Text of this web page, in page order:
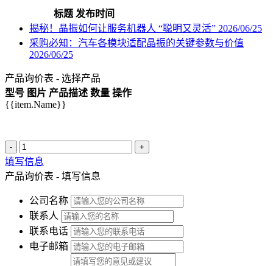
标题 发布时间
揭秘！晶振如何让服务机器人 “聪明又灵活” 2026/06/25
采购必知：汽车各模块适配晶振的关键参数与价值
2026/06/25
产品询价表 - 选择产品
型号 图片 产品描述 数量 操作
{{item.Name}}
- +
填写信息
产品询价表 - 填写信息
公司名称
联系人
联系电话
电子邮箱